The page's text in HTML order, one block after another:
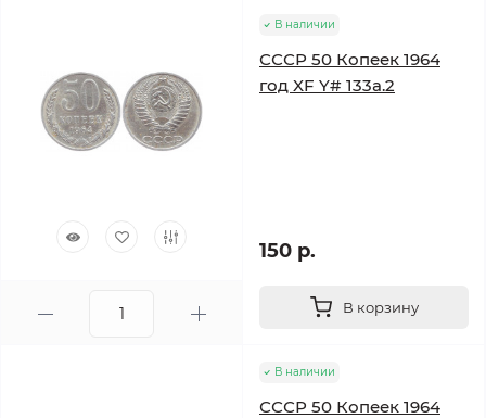
В наличии
СССР 50 Копеек 1964
год XF Y# 133a.2
150 р.
В корзину
В наличии
СССР 50 Копеек 1964